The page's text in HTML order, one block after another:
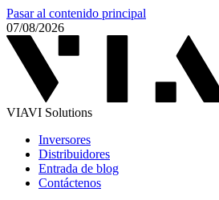
Pasar al contenido principal
07/08/2026
VIAVI Solutions
Inversores
Distribuidores
Entrada de blog
Contáctenos